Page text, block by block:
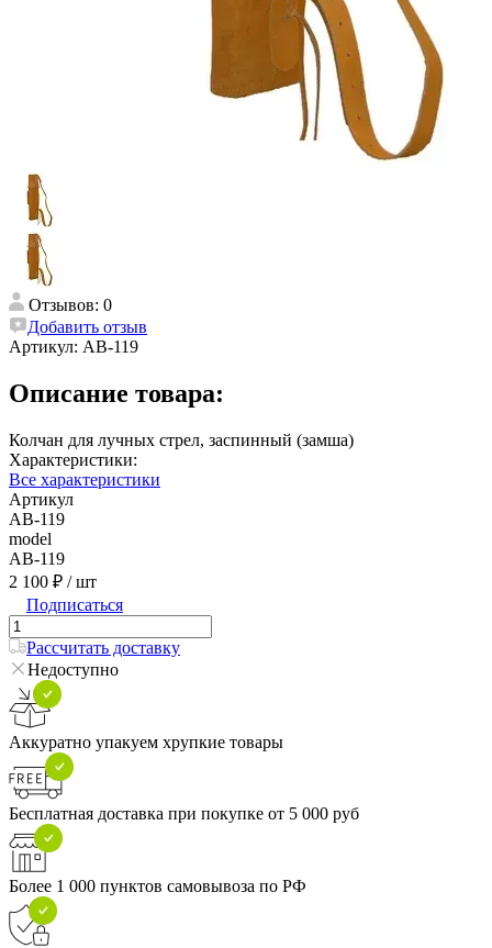
Отзывов: 0
Добавить отзыв
Артикул: AB-119
Описание товара:
Колчан для лучных стрел, заспинный (замша)
Характеристики:
Все характеристики
Артикул
AB-119
model
AB-119
2 100 ₽ / шт
Подписаться
Рассчитать доставку
Недоступно
Аккуратно упакуем хрупкие товары
Бесплатная доставка при покупке от 5 000 руб
Более 1 000 пунктов самовывоза по РФ